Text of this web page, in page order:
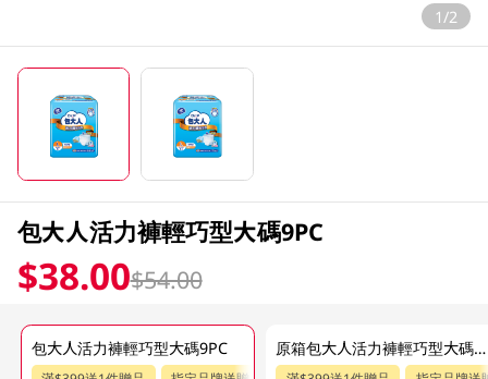
1/2
包大人活力褲輕巧型大碼9PC
$38.00$54.00
包大人活力褲輕巧型大碼9PC 原箱包大人活力褲輕巧型大碼9片x8包